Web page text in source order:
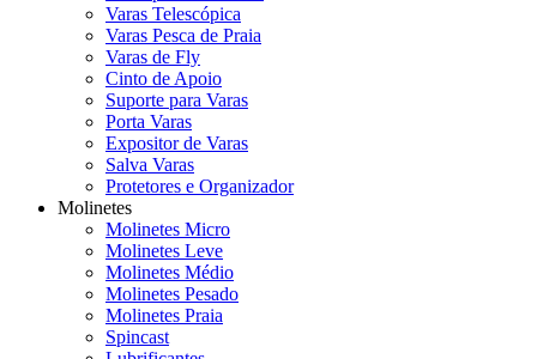
Varas Telescópica
Varas Pesca de Praia
Varas de Fly
Cinto de Apoio
Suporte para Varas
Porta Varas
Expositor de Varas
Salva Varas
Protetores e Organizador
Molinetes
Molinetes Micro
Molinetes Leve
Molinetes Médio
Molinetes Pesado
Molinetes Praia
Spincast